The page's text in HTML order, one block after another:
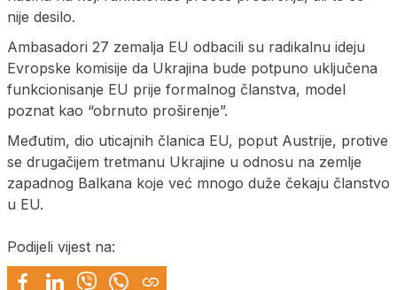
nije desilo.
Ambasadori 27 zemalja EU odbacili su radikalnu ideju
Evropske komisije da Ukrajina bude potpuno uključena
funkcionisanje EU prije formalnog članstva, model
poznat kao “obrnuto proširenje”.
Međutim, dio uticajnih članica EU, poput Austrije, protive
se drugačijem tretmanu Ukrajine u odnosu na zemlje
zapadnog Balkana koje već mnogo duže čekaju članstvo
u EU.
Podijeli vijest na: